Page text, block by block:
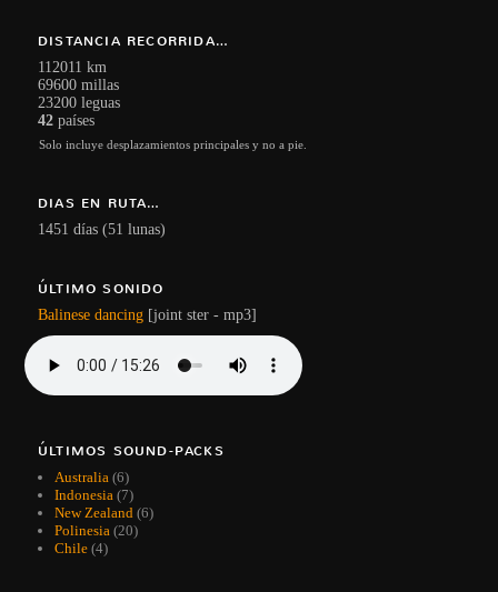
DISTANCIA RECORRIDA…
112011 km
69600 millas
23200 leguas
42 países
Solo incluye desplazamientos principales y no a pie.
DIAS EN RUTA…
1451 días (51 lunas)
ÚLTIMO SONIDO
Balinese dancing [joint ster - mp3]
ÚLTIMOS SOUND-PACKS
Australia (6)
Indonesia (7)
New Zealand (6)
Polinesia (20)
Chile (4)